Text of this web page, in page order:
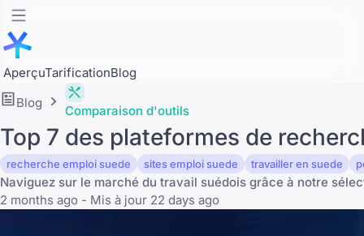
AperçuTarificationBlog
Blog
Comparaison d'outils
Top 7 des plateformes de
recherche emploi suede sites emploi suede travailler en suede
Naviguez sur le marché du travail suédois grâce à notre
2 months ago - Mis à jour 22 days ago